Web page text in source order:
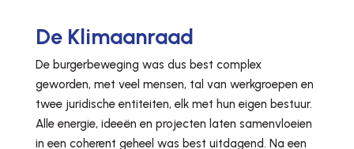
De Klimaanraad
De burgerbeweging was dus best complex
geworden, met veel mensen, tal van werkgroepen en
twee juridische entiteiten, elk met hun eigen bestuur.
Alle energie, ideeën en projecten laten samenvloeien
in een coherent geheel was best uitdagend. Na een